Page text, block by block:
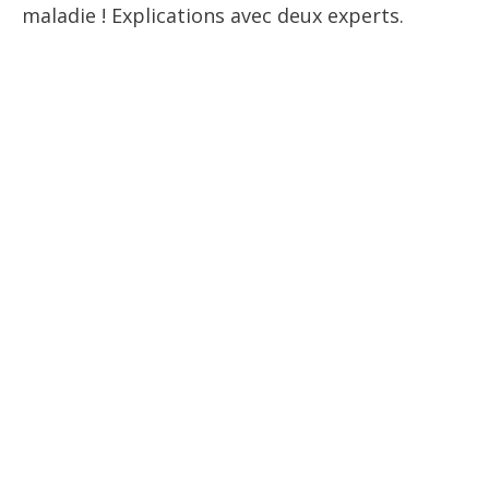
maladie ! Explications avec deux experts.